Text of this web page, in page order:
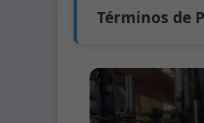
Normalmente
Términos de
Métodos de
Término de envío:
Términos de